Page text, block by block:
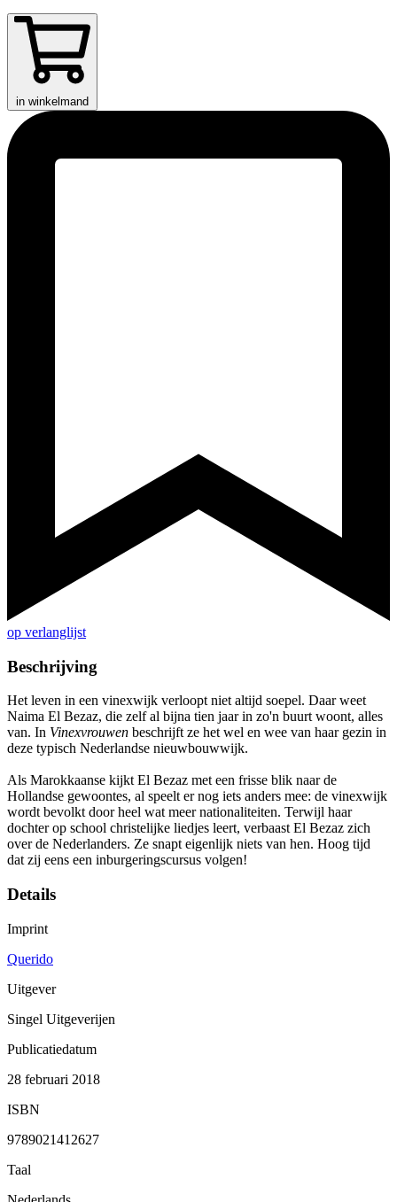
in winkelmand
op verlanglijst
Beschrijving
Het leven in een vinexwijk verloopt niet altijd soepel. Daar weet
Naima El Bezaz, die zelf al bijna tien jaar in zo'n buurt woont, alles
van. In Vinexvrouwen beschrijft ze het wel en wee van haar gezin in
deze typisch Nederlandse nieuwbouwwijk.
Als Marokkaanse kijkt El Bezaz met een frisse blik naar de
Hollandse gewoontes, al speelt er nog iets anders mee: de vinexwijk
wordt bevolkt door heel wat meer nationaliteiten. Terwijl haar
dochter op school christelijke liedjes leert, verbaast El Bezaz zich
over de Nederlanders. Ze snapt eigenlijk niets van hen. Hoog tijd
dat zij eens een inburgeringscursus volgen!
Details
Imprint
Querido
Uitgever
Singel Uitgeverijen
Publicatiedatum
28 februari 2018
ISBN
9789021412627
Taal